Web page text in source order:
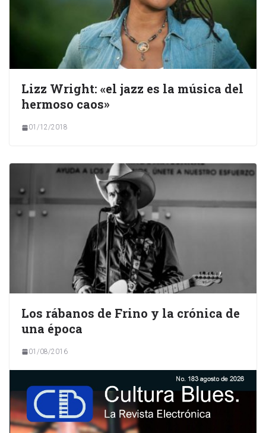
Lizz Wright: «el jazz es la música del
hermoso caos»
01/12/2018
Los rábanos de Frino y la crónica de
una época
01/08/2016